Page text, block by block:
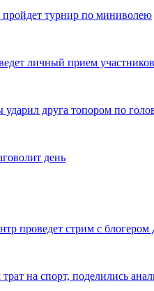
пройдет турнир по миниволею
личный прием
ударил друга топором по
день
проведет стрим с
на спорт, поделились